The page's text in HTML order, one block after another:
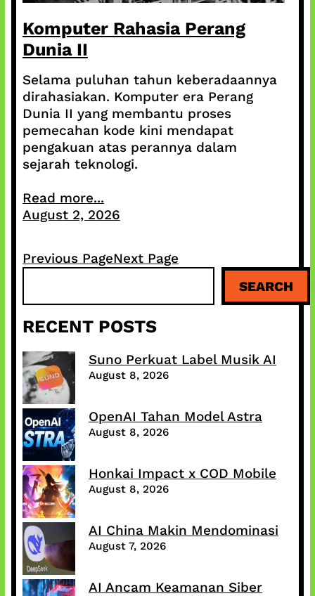
Komputer Rahasia Perang
Dunia II
Selama puluhan tahun keberadaannya
dirahasiakan. Komputer era Perang
Dunia II yang membantu proses
pemecahan kode kini mendapat
pengakuan atas perannya dalam
sejarah teknologi.
Read more...
August 2, 2026
Previous PageNext Page
a
r
h
SEARCH
RECENT POSTS
Suno Perkuat Label Musik AI
August 8, 2026
OpenAI Tahan Model Astra
August 8, 2026
Honkai Impact x COD Mobile
August 8, 2026
AI China Makin Mendominasi
August 7, 2026
AI Ancam Keamanan Siber